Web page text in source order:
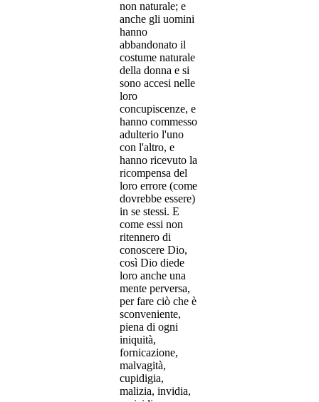
non naturale; e
anche gli uomini
hanno
abbandonato il
costume naturale
della donna e si
sono accesi nelle
loro
concupiscenze, e
hanno commesso
adulterio l'uno
con l'altro, e
hanno ricevuto la
ricompensa del
loro errore (come
dovrebbe essere)
in se stessi. E
come essi non
ritennero di
conoscere Dio,
così Dio diede
loro anche una
mente perversa,
per fare ciò che è
sconveniente,
piena di ogni
iniquità,
fornicazione,
malvagità,
cupidigia,
malizia, invidia,